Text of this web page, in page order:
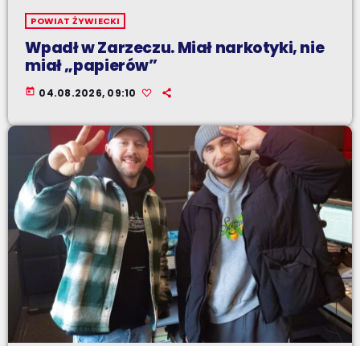
POWIAT ŻYWIECKI
Wpadł w Zarzeczu. Miał narkotyki, nie
miał „papierów”
today 04.08.2026, 09:10